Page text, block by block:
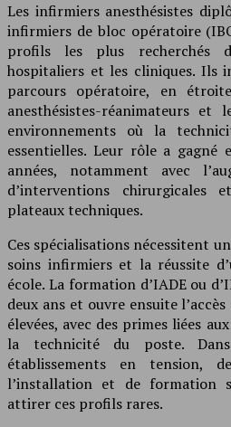
Les infirmiers anesthésistes
infirmiers de bloc opératoire
profils les plus recherchés
hospitaliers et les cliniques. Ils
parcours opératoire, en
anesthésistes-réanimateurs et
environnements où la
essentielles. Leur rôle a gagné
années, notamment avec
d’interventions chirurgicales
plateaux techniques.
Ces spécialisations nécessitent
soins infirmiers et la réussite
école. La formation d’IADE ou
deux ans et ouvre ensuite
élevées, avec des primes liées
la technicité du poste.
établissements en tension,
l’installation et de formation
attirer ces profils rares.